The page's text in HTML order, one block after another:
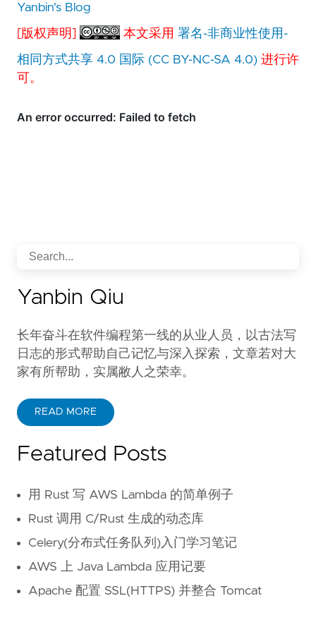
Yanbin's Blog
[版权声明] 本文采用署名-非商业性使用-
相同方式共享 4.0 国际 (CC BY-NC-SA 4.0) 进行许
可。
Yanbin Qiu
长年奋斗在软件编程第一线的从业人员，以古法写
日志的形式帮助自己记忆与深入探索，文章若对大
家有所帮助，实属敝人之荣幸。
READ MORE
Featured Posts
用 Rust 写 AWS Lambda 的简单例子
Rust 调用 C/Rust 生成的动态库
Celery(分布式任务队列)入门学习笔记
AWS 上 Java Lambda 应用记要
Apache 配置 SSL(HTTPS) 并整合 Tomcat